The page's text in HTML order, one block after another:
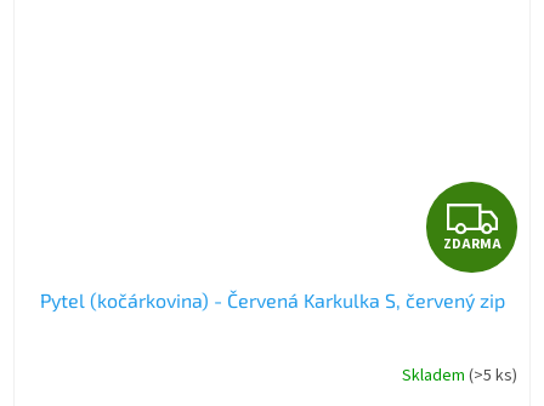
Z
D
A
R
ZDARMA
Pytel (kočárkovina) - Červená Karkulka S, červený zip
Skladem (>5 ks)